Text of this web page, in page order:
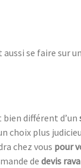
aussi se faire sur
différent d’un
choix plus
chez vous pour
de devis